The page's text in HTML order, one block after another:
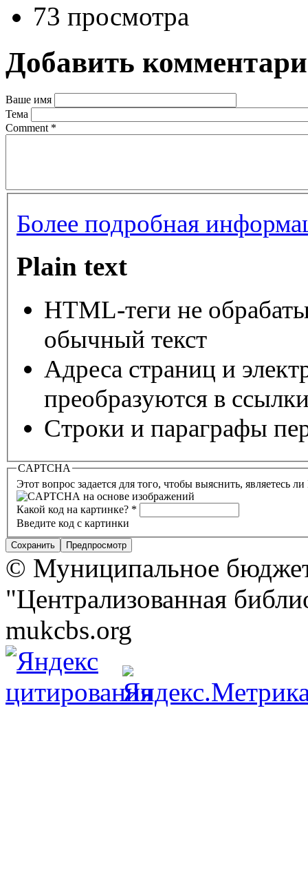
73 просмотра
Добавить
Ваше имя
Тема
Comment *
Более подробная
Plain text
HTML-теги не
обычный текст
Адреса страниц и
преобразуются в
Строки и параграфы
CAPTCHA
Этот вопрос задается для того, чтобы выяснить, являетесь
Какой код на картинке? *
Введите код с картинки
© Муниципальное
"Централизованная
mukcbs.org